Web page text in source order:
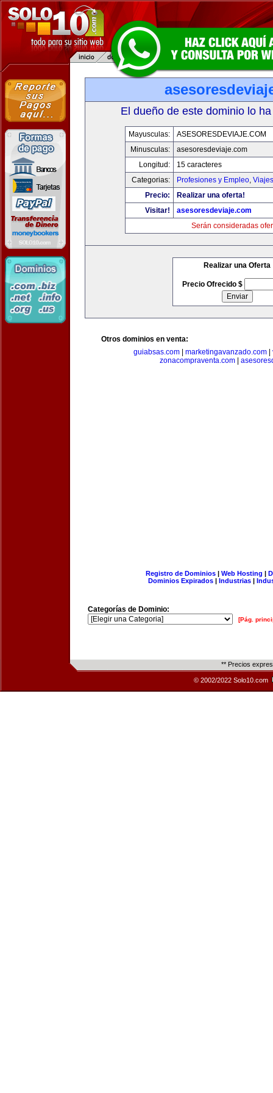
El dueño de este dominio lo
Mayusculas:
ASESORESDEVIAJE.COM
Minusculas:
asesoresdeviaje.com
Longitud:
15 caracteres
Categorias:
Profesiones y Empleo,
Precio:
Realizar una oferta!
Visitar!
asesoresdeviaje.com
Serán consideradas
Realizar una Oferta
Precio Ofrecido $
Otros dominios en venta:
guiabsas.com
marketingavanzado.com
zonacompraventa.com|
Registro de Dominios| Web Hosting |
Dominios Expirados | Industrias |
Categorías de Dominio:
[Pág.
** Precios
© 2002/2022 Solo10.com